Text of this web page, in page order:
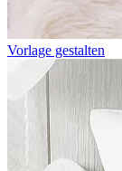
Vorlage gestalten